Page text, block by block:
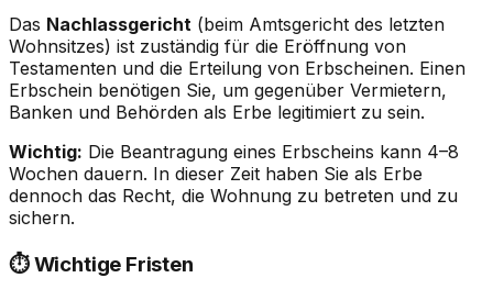
Das Nachlassgericht (beim Amtsgericht des letzten
Wohnsitzes) ist zuständig für die Eröffnung von
Testamenten und die Erteilung von Erbscheinen. Einen
Erbschein benötigen Sie, um gegenüber Vermietern,
Banken und Behörden als Erbe legitimiert zu sein.
Wichtig: Die Beantragung eines Erbscheins kann 4–8
Wochen dauern. In dieser Zeit haben Sie als Erbe
dennoch das Recht, die Wohnung zu betreten und zu
sichern.
⏱️ Wichtige Fristen